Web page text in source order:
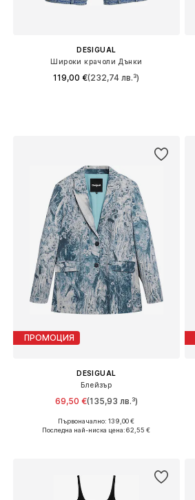
DESIGUAL
Широки крачоли Дънки
119,00 €(232,74 лв.³)
ПРОМОЦИЯ
DESIGUAL
Блейзър
69,50 €(135,93 лв.³)
Налични размери: 34, 36, 38, 40, 42
Първоначално: 139,00 €
Последна най-ниска цена:62,55 €